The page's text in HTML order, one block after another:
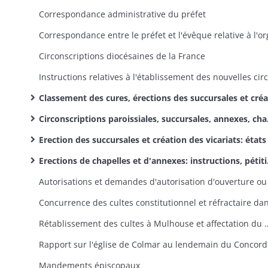
Correspondance administrative du préfet
Circonscriptions diocésaines de la France
Classement des cures, érections des succursales et créations de vicariats: pétitions, réclamations, correspondance
Circonscriptions paroissiales, succursales, annexes, chapelles: états et tableaux de propositions
Erection des succursales et création des vicariats: états annuels de propositions
Erections de chapelles et d'annexes: instructions, pétitions, autorisations, correspondance annexe
Rétablissement des cultes à Mulhouse et affectation du même local aux cultes protestant et catholique
Mandements épiscopaux